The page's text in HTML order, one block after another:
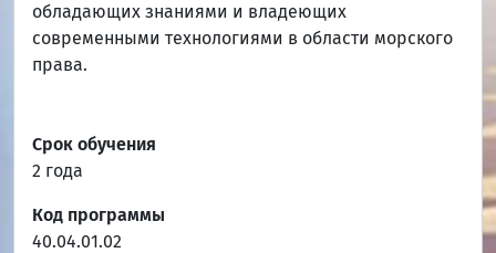
обладающих знаниями и владеющих
современными технологиями в области морского
права.
Срок обучения
2 года
Код программы
40.04.01.02